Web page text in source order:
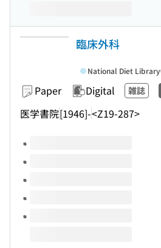
臨床外科
Paper Digital 雑誌
医学書院[1946]-<Z19-287>
National Diet Library
Volumes of this title